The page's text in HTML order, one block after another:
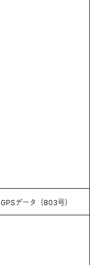
データ（803号）